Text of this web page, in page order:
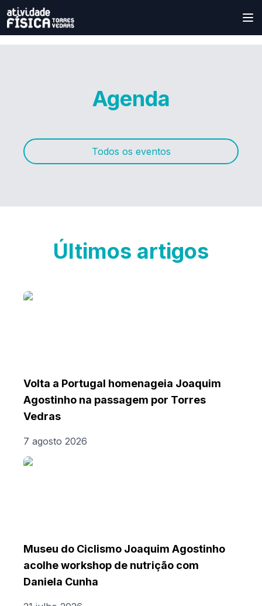
Agenda
Todos os eventos
Últimos artigos
Volta a Portugal homenageia Joaquim
Agostinho na passagem por Torres
Vedras
7 agosto 2026
Museu do Ciclismo Joaquim Agostinho
acolhe workshop de nutrição com
Daniela Cunha